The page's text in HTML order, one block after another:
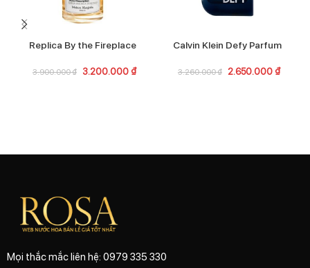
Replica By the Fireplace
3.900.000₫ 3.200.000 ₫
Calvin Klein Defy Parfum
3.260.000₫ 2.650.000 ₫
Mọi thắc mắc liên hệ: 0979 335 330